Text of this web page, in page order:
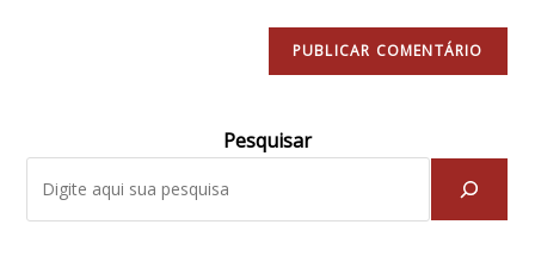
Pesquisar